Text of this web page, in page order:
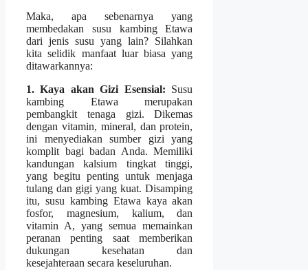
Maka, apa sebenarnya yang
membedakan susu kambing Etawa
dari jenis susu yang lain? Silahkan
kita selidik manfaat luar biasa yang
ditawarkannya:
1. Kaya akan Gizi Esensial: Susu
kambing Etawa merupakan
pembangkit tenaga gizi. Dikemas
dengan vitamin, mineral, dan protein,
ini menyediakan sumber gizi yang
komplit bagi badan Anda. Memiliki
kandungan kalsium tingkat tinggi,
yang begitu penting untuk menjaga
tulang dan gigi yang kuat. Disamping
itu, susu kambing Etawa kaya akan
fosfor, magnesium, kalium, dan
vitamin A, yang semua memainkan
peranan penting saat memberikan
dukungan kesehatan dan
kesejahteraan secara keseluruhan.